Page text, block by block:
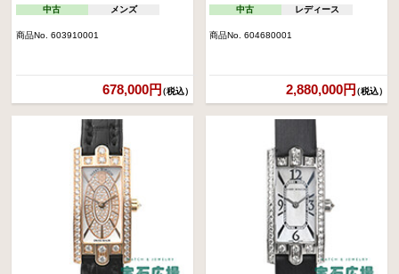
中古 メンズ
商品No. 603910001
678,000円（税込）
中古 レディース
商品No. 604680001
2,880,000円（税込）